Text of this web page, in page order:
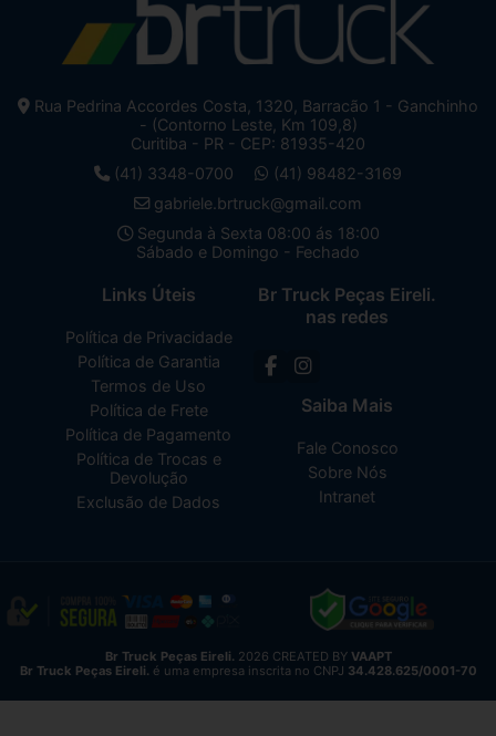
Rua Pedrina Accordes Costa, 1320, Barracão 1 - Ganchinho
- (Contorno Leste, Km 109,8)
Curitiba - PR - CEP: 81935-420
(41) 3348-0700
(41) 98482-3169
gabriele.brtruck@gmail.com
Segunda à Sexta 08:00 ás 18:00
Sábado e Domingo - Fechado
Links Úteis
Política de Privacidade
Política de Garantia
Termos de Uso
Política de Frete
Política de Pagamento
Política de Trocas e
Devolução
Exclusão de Dados
Br Truck Peças Eireli.
nas redes
Saiba Mais
Fale Conosco
Sobre Nós
Intranet
Br Truck Peças Eireli. 2026 CREATED BY VAAPT
Br Truck Peças Eireli. é uma empresa inscrita no CNPJ 34.428.625/0001-70